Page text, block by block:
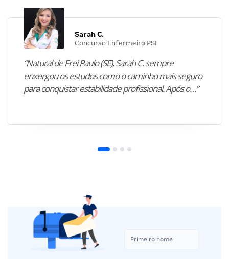
Sarah C.
Concurso Enfermeiro PSF
“Natural de Frei Paulo (SE), Sarah C. sempre
enxergou os estudos como o caminho mais seguro
para conquistar estabilidade profissional. Após o…”